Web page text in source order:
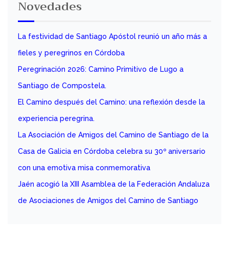
Novedades
La festividad de Santiago Apóstol reunió un año más a
fieles y peregrinos en Córdoba
Peregrinación 2026: Camino Primitivo de Lugo a
Santiago de Compostela.
El Camino después del Camino: una reflexión desde la
experiencia peregrina.
La Asociación de Amigos del Camino de Santiago de la
Casa de Galicia en Córdoba celebra su 30º aniversario
con una emotiva misa conmemorativa
Jaén acogió la XIII Asamblea de la Federación Andaluza
de Asociaciones de Amigos del Camino de Santiago